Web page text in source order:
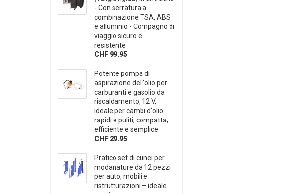
- Con serratura a
combinazione TSA, ABS
e alluminio - Compagno di
viaggio sicuro e
resistente
CHF 99.95
Potente pompa di
aspirazione dell‘olio per
carburanti e gasolio da
riscaldamento, 12 V,
ideale per cambi d‘olio
rapidi e puliti, compatta,
efficiente e semplice
CHF 29.95
Pratico set di cunei per
modanature da 12 pezzi
per auto, mobili e
ristrutturazioni – ideale